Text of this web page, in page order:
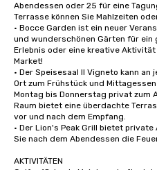
Abendessen oder 25 für eine
Terrasse können Sie Mahlzeiten
• Bocce Garden ist ein neuer
und wunderschönen Gärten für ein
Erlebnis oder eine kreative
Market!
• Der Speisesaal Il Vigneto kann
Ort zum Frühstück und
Montag bis Donnerstag privat zum
Raum bietet eine überdachte
vor und nach dem Empfang.
• Der Lion's Peak Grill bietet
Sie nach dem Abendessen die
AKTIVITÄTEN